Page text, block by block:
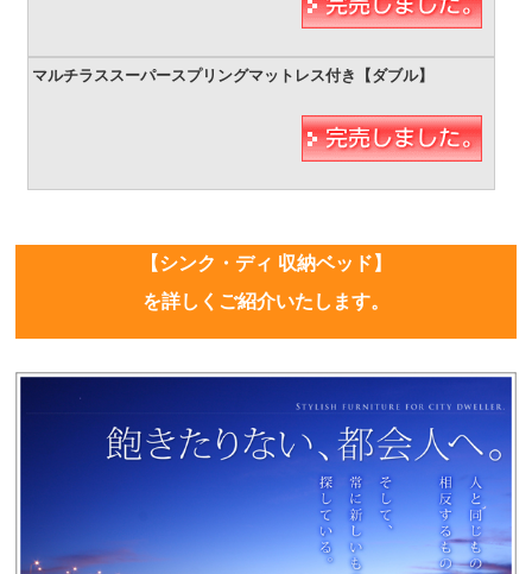
【シンク・ディ 収納ベッド】
を詳しくご紹介いたします。